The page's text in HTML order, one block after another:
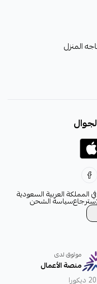
المنزل
المملكة العربية السعودية
سياسة الشحن
موثوق لدى
منصة الأعمال
ديكورا